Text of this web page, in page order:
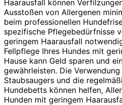
Haarausfall können
Ausstoßen von Allergenen
beim professionellen
spezifische Pflegebedürfnisse
geringem Haarausfall
Fellpflege Ihres Hundes mit
Hause kann Geld sparen und
gewährleisten. Die
Staubsaugers und die
Hundebetts können helfen,
Hunden mit geringem